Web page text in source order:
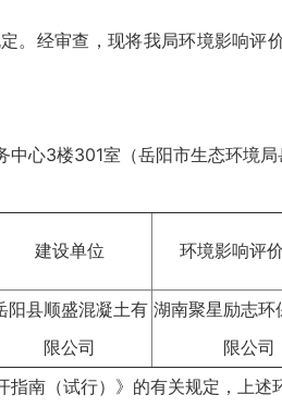
经审查，现将我局环境影响评
3楼301室（岳阳市生态环境局
建设单位 环境影响评
阳县顺盛混凝土有
限公司
湖南聚星励志环
限公司
（试行）》的有关规定，上述